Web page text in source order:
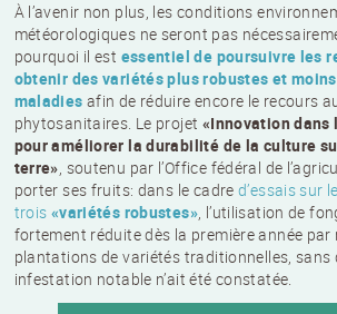
À l’avenir non plus, les conditions
météorologiques ne seront pas
pourquoi il est essentiel de poursuivre les
obtenir des variétés plus robustes et
maladies afin de réduire encore le recours
phytosanitaires. Le projet «Innovation dans
pour améliorer la durabilité de la culture
terre», soutenu par l’Office fédéral de
porter ses fruits: dans le cadred’essais sur
trois «variétés robustes», l’utilisation de
fortement réduite dès la première année
plantations de variétés traditionnelles, sans
infestation notable n’ait été constatée.